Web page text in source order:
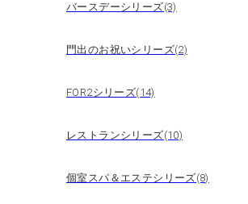
バースデーシリーズ(3)
門出のお祝いシリーズ(2)
FOR2シリーズ(14)
レストランシリーズ(10)
個室スパ＆エステシリーズ(8)